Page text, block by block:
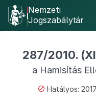
Nemzeti
Jogszabálytár
287/2010.
a Hamisítás
Hatályos: